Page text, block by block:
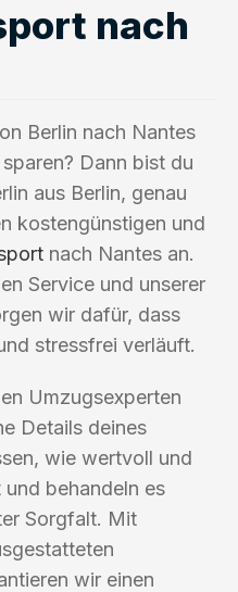
nach
Berlin nach Nantes
Dann bist du
aus Berlin, genau
kostengünstigen und
nach Nantes an.
Service und unserer
wir dafür, dass
stressfrei verläuft.
Umzugsexperten
Details deines
wie wertvoll und
behandeln es
Sorgfalt. Mit
wir einen